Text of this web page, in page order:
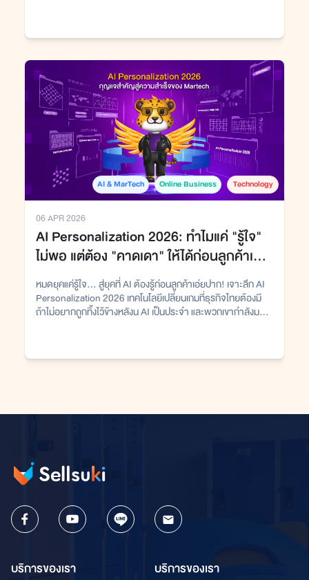
AI & MarTech Online Business Technology
06 APR 2026
AI Personalization 2026: ทำไมแค่ "รู้ใจ"
ไม่พอ แต่ต้อง "คาดเดา" ให้ได้ก่อนลูกค้าเอ่ย
หมดยุคแค่รู้ใจ... สู่ยุคที่ AI ต้องรู้ก่อนลูกค้าเอ่ยปาก! เจาะลึก AI
Personalization 2026 เทคโนโลยีเปลี่ยนเกมที่ธุรกิจไทยต้องมี
ถ้าไม่อยากถูกทิ้งไว้ข้างหลังน AI เป็นประจำ และพวกเขากำลังมอง
บริการของเรา บริการของเรา